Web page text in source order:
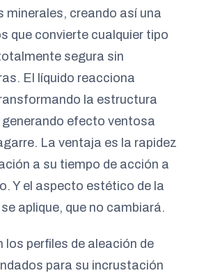
minerales, creando así una
que convierte cualquier tipo
segura sin
El líquido reacciona
la estructura
efecto ventosa
La ventaja es la rapidez
a su tiempo de acción a
Y el aspecto estético de la
aplique, que no cambiará.
los perfiles de aleación de
para su incrustación